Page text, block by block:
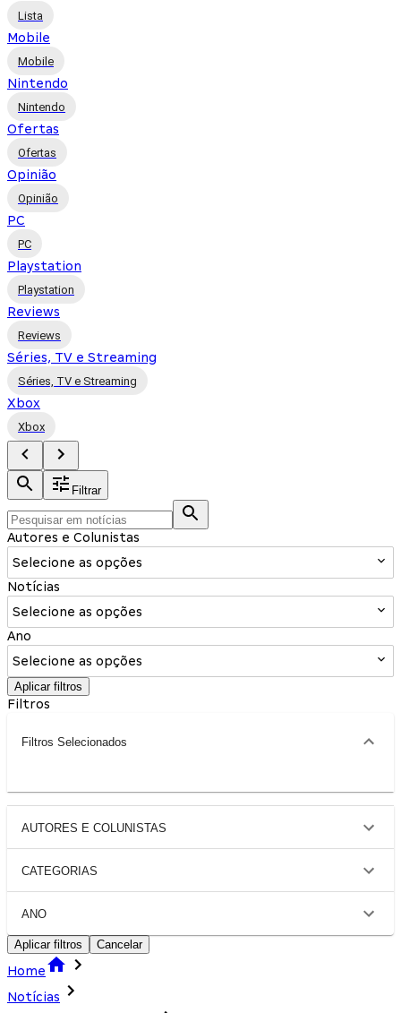
Lista
Mobile
Mobile
Nintendo
Nintendo
Ofertas
Ofertas
Opinião
Opinião
PC
PC
Playstation
Playstation
Reviews
Reviews
Séries, TV e Streaming
Séries, TV e Streaming
Xbox
Xbox
Filtrar
Autores e Colunistas
Selecione as opções
Notícias
Selecione as opções
Ano
Selecione as opções
Aplicar filtros
Filtros
Filtros Selecionados
AUTORES E COLUNISTAS
CATEGORIAS
ANO
Aplicar filtros Cancelar
Home
Notícias